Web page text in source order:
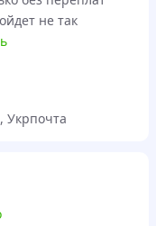
не так
Укрпочта